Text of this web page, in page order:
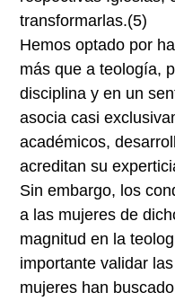
transformarlas.(5)
Hemos optado por
más que a teología,
disciplina y en un
asocia casi
académicos,
acreditan su
Sin embargo, los
a las mujeres de
magnitud en la
importante validar
mujeres han